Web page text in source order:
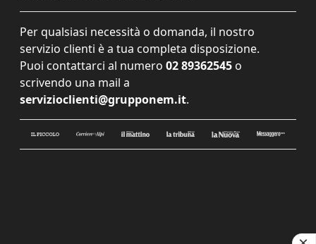
Per qualsiasi necessità o domanda, il nostro
servizio clienti è a tua completa disposizione.
Puoi contattarci al numero 02 89362545 o
scrivendo una mail a
servizioclienti@grupponem.it.